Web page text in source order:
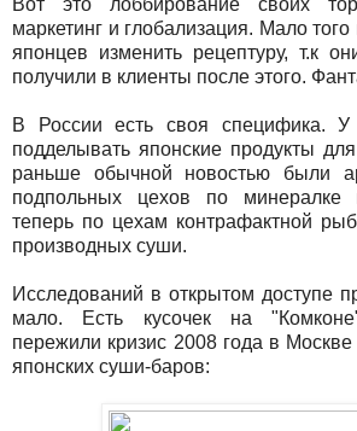
маркетинг и глобализация. Мало
японцев изменить рецептуру, т.к
получили в клиенты после этого.
В России есть своя специфика.
подделывать японские продукты
раньше обычной новостью были
подпольных цехов по минералке
теперь по цехам контрафактной
производных суши.
Исследований в открытом доступе
мало. Есть кусочек на
пережили кризис 2008 года в
японских суши-баров: